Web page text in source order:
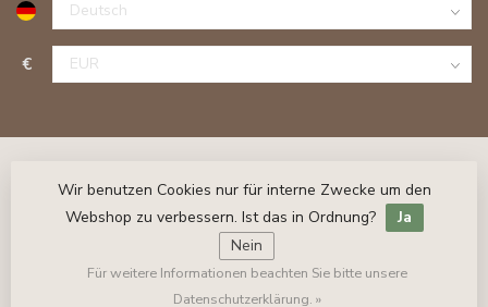
€
© Copyright 2026 Stuckleisten-Online.de- Powered byLightspeed
- Theme byDyvelopment
Wir benutzen Cookies nur für interne Zwecke um den
Webshop zu verbessern. Ist das in Ordnung?
Ja
Nein
Für weitere Informationen beachten Sie bitte unsere
Datenschutzerklärung. »